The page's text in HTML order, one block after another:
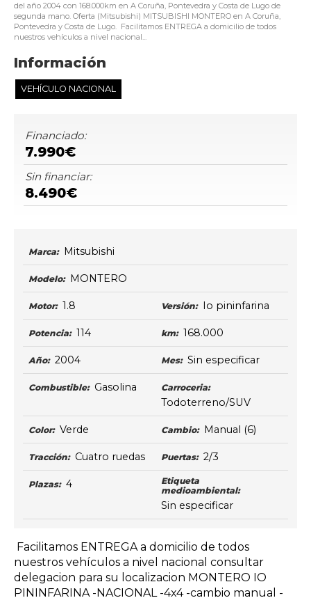
del año 2004 con 168.000km en A Coruña, Pontevedra y Costa de Lugo de
segunda mano. Oferta (Mitsubishi) MITSUBISHI MONTERO en A Coruña,
Pontevedra y Costa de Lugo. Facilitamos ENTREGA a domicilio de todos
nuestros vehículos a nivel nacional...
Información
VEHÍCULO NACIONAL
Financiado:
7.990€
Sin financiar:
8.490€
Marca: Mitsubishi
Modelo: MONTERO
Motor: 1.8 Versión: Io pininfarina
Potencia: 114 km: 168.000
Año: 2004 Mes: Sin especificar
Combustible: Gasolina Carroceria:
Todoterreno/SUV
Color: Verde Cambio: Manual (6)
Tracción: Cuatro ruedas Puertas: 2/3
Plazas: 4
Etiqueta
medioambiental:
Sin especificar
Facilitamos ENTREGA a domicilio de todos
nuestros vehículos a nivel nacional consultar
delegacion para su localizacion MONTERO IO
PININFARINA -NACIONAL -4x4 -cambio manual -